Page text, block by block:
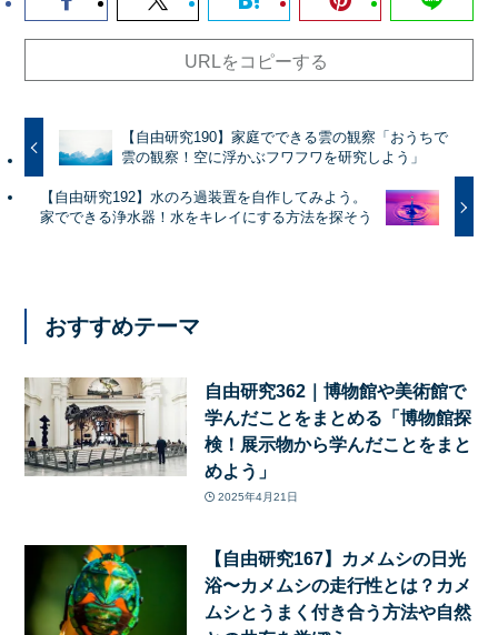
URLをコピーする
【自由研究190】家庭でできる雲の観察「おうちで
雲の観察！空に浮かぶフワフワを研究しよう」
【自由研究192】水のろ過装置を自作してみよう。
家でできる浄水器！水をキレイにする方法を探そう
おすすめテーマ
自由研究362｜博物館や美術館で
学んだことをまとめる「博物館探
検！展示物から学んだことをまと
めよう」
2025年4月21日
【自由研究167】カメムシの日光
浴〜カメムシの走行性とは？カメ
ムシとうまく付き合う方法や自然